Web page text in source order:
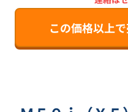
この価格以上